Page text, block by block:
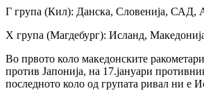
Г група (Кил): Данска, Словенија, САД,
Х група (Магдебург): Исланд,
Во првото коло македонските
против Јапонија, на 17.јануари
последното коло од групата ривал ни е